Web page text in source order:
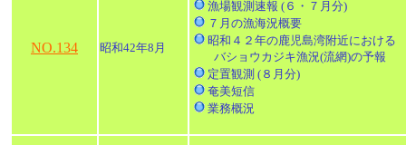
NO.134 昭和42年8月
漁場観測速報 (６・７月分)
７月の漁海況概要
昭和４２年の鹿児島湾附近における
バショウカジキ漁況(流網)の予報
定置観測 (８月分)
奄美短信
業務概況